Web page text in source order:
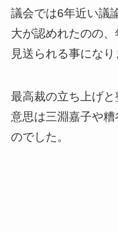
議会では6年近い議
大が認めれたのの
見送られる事になり
最高裁の立ち上げ
意思は三淵嘉子や
のでした。